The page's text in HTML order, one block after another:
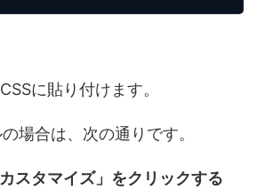
に貼り付けます。
場合は、次の通りです。
スタマイズ」をクリックする